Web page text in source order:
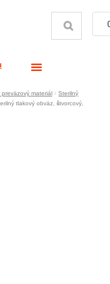
materiál
Sterilný
tlakový obväz, štvorcový,